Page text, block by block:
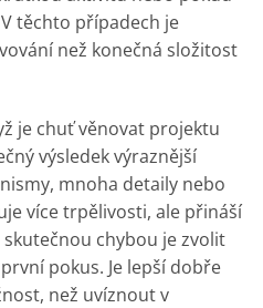
těchto případech je
než konečná složitost
je chuť věnovat projektu
výsledek výraznější
mnoha detaily nebo
více trpělivosti, ale přináší
chybou je zvolit
pokus. Je lepší dobře
než uvíznout v